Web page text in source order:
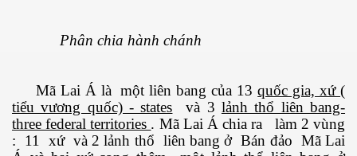
Phân chia hành chánh
Mã Lai Á là một liên bang của 13quốc gia, xứ (
tiểu vương quốc) - states và 3 lảnh thổ liên bang-
three federal territories . Mã Lai Á chia ra làm 2 vùng
: 11 xứ và 2 lảnh thổ liên bang ở Bán đảo Mã Lai